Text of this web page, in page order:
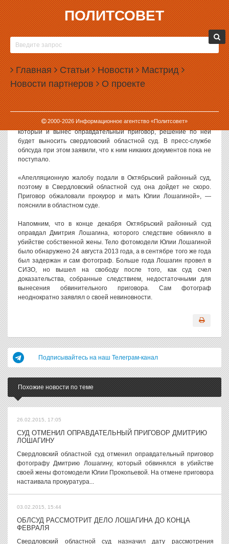
ПОЛИТСОВЕТ
Главная Статьи Новости Мастрид
Новости партнеров О проекте
2000-2026Информационное агентство «Политсовет»
12.01.2015, 14:27
ЖАЛОБА НА ОПРАВДАТЕЛЬНЫЙ ПРИГОВОР
ЛОШАГИНУ ПОСТУПИЛА В СУД
В Октябрьский суд Екатеринбурга поступила апелляционная
жалоба на оправдательный приговор фотографу Дмитрию
Лошагину, обвинявшемуся в убийстве своей жены-фотомодели.
Рассматривать жалобу будут не раньше февраля.
Несмотря на то, что жалоба была подана в районный суд,
который и вынес оправдательный приговор, решение по ней
будет выносить свердловский областной суд. В пресс-службе
облсуда при этом заявили, что к ним никаких документов пока не
поступало.
«Апелляционную жалобу подали в Октябрьский районный суд,
поэтому в Свердловский областной суд она дойдет не скоро.
Приговор обжаловали прокурор и мать Юлии Лошагиной», —
пояснили в областном суде.
Напомним, что в конце декабря Октябрьский районный суд
оправдал Дмитрия Лошагина, которого следствие обвиняло в
убийстве собственной жены. Тело фотомодели Юлии Лошагиной
было обнаружено 24 августа 2013 года, а в сентябре того же года
был задержан и сам фотограф. Больше года Лошагин провел в
СИЗО, но вышел на свободу после того, как суд счел
доказательства, собранные следствием, недостаточными для
вынесения обвинительного приговора. Сам фотограф
неоднократно заявлял о своей невиновности.
Подписывайтесь на наш Телеграм-канал
Похожие новости по теме
26.02.2015, 17:05
СУД ОТМЕНИЛ ОПРАВДАТЕЛЬНЫЙ ПРИГОВОР ДМИТРИЮ
ЛОШАГИНУ
Свердловский областной суд отменил оправдательный приговор
фотографу Дмитрию Лошагину, который обвинялся в убийстве
своей жены фотомодели Юлии Прокопьевой. На отмене приговора
настаивала прокуратура...
03.02.2015, 15:44
ОБЛСУД РАССМОТРИТ ДЕЛО ЛОШАГИНА ДО КОНЦА
ФЕВРАЛЯ
Свердловский областной суд назначил дату рассмотрения